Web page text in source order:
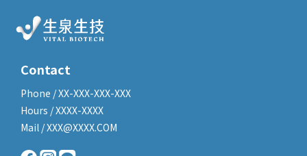
Contact
Phone / XX-XXX-XXX-XXX
Hours / XXXX-XXXX
Mail / XXX@XXXX.COM